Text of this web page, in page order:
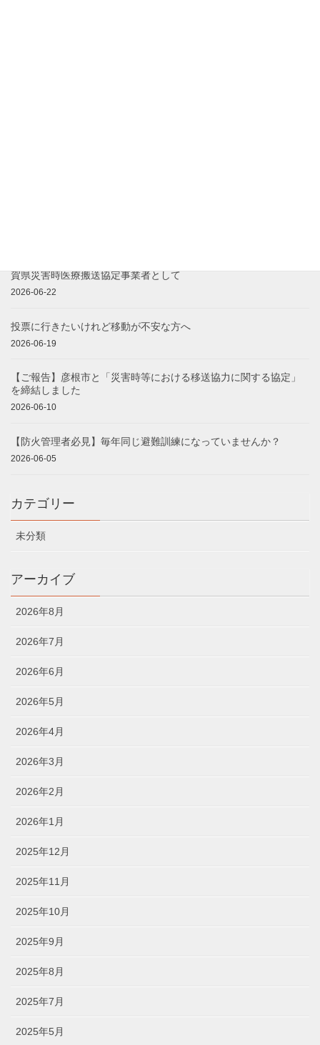
賀県災害時医療搬送協定事業者として
2026-06-22
投票に行きたいけれど移動が不安な方へ
2026-06-19
【ご報告】彦根市と「災害時等における移送協力に関する協定」
を締結しました
2026-06-10
【防火管理者必見】毎年同じ避難訓練になっていませんか？
2026-06-05
カテゴリー
未分類
アーカイブ
2026年8月
2026年7月
2026年6月
2026年5月
2026年4月
2026年3月
2026年2月
2026年1月
2025年12月
2025年11月
2025年10月
2025年9月
2025年8月
2025年7月
2025年5月